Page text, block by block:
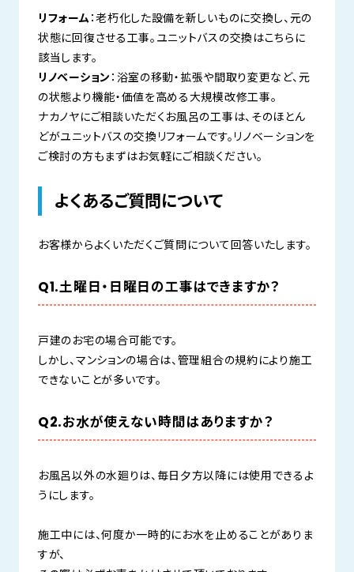
リフォーム：老朽化した設備を新しいものに交換し、元の
状態に回復させる工事。ユニットバスの交換はこちらに
該当します。
リノベーション ：浴室の移動・拡張や間取り変更など、元
の状態より機能・価値を高める大規模改修工事。
ナカノヤにご相談いただくお風呂の工事は、そのほとん
どがユニットバスの交換リフォームです。リノベーションを
ご検討の方もまずはお気軽にご相談ください。
よくあるご質問について
お客様からよくいただくご質問について回答いたします。
Q1.土曜日・日曜日の工事はできますか？
戸建のお宅の場合可能です。
しかし、マンションの場合は、管理組合の規約により施工
できないことが多いです。
Q2.お水が使えない時間はありますか？
お風呂以外の水廻りは、毎日夕方以降には使用できるよ
うにします。
施工中には、何度か一時的にお水を止めることがありま
すが、